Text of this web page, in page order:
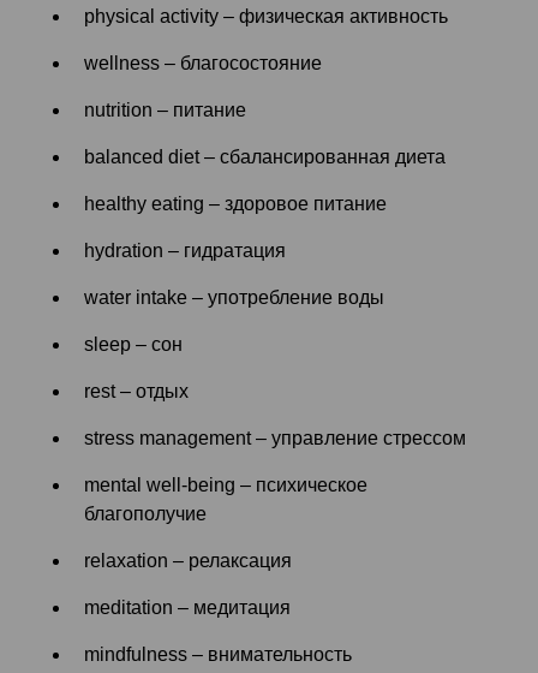
physical activity – физическая активность
wellness – благосостояние
nutrition – питание
balanced diet – сбалансированная диета
healthy eating – здоровое питание
hydration – гидратация
water intake – употребление воды
sleep – сон
rest – отдых
stress management – управление стрессом
mental well-being – психическое
благополучие
relaxation – релаксация
meditation – медитация
mindfulness – внимательность